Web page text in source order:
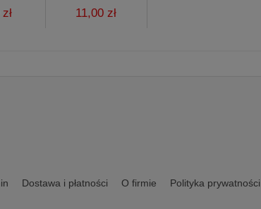
11,00 zł
Dostawa i płatności O firmie Polityka prywatności